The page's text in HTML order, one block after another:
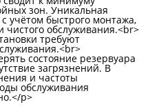
зон. Уникальная
учётом быстрого монтажа,
чистого обслуживания.<br>
требуют
состояние резервуара
загрязнений. В
и частоты
обслуживания
p>